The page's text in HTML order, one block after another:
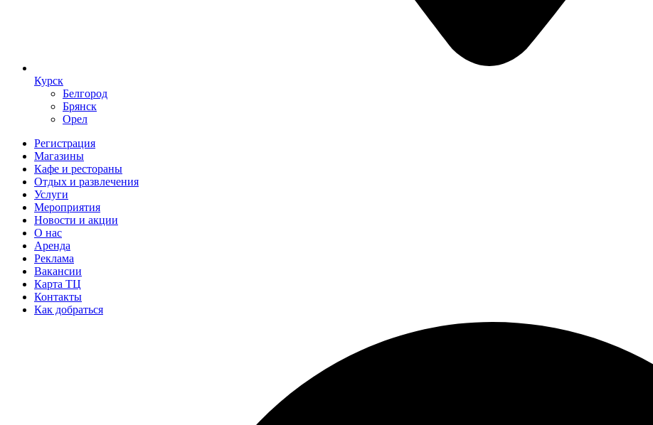
Курск
Белгород
Брянск
Орел
Регистрация
Магазины
Кафе и рестораны
Отдых и развлечения
Услуги
Мероприятия
Новости и акции
О нас
Аренда
Реклама
Вакансии
Карта ТЦ
Контакты
Как добраться